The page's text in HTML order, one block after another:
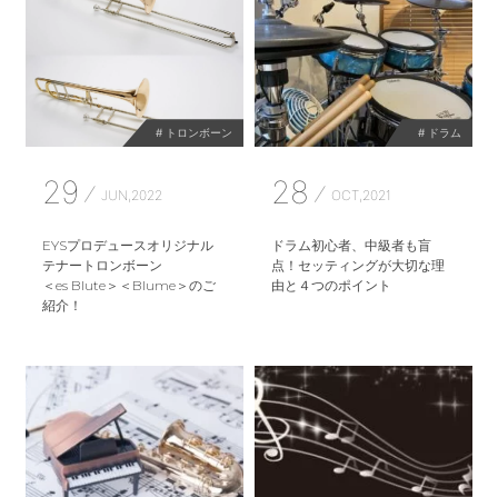
# トロンボーン
29 JUN,2022
EYSプロデュースオリジナル
テナートロンボーン
＜es Blute＞＜Blume＞のご
紹介！
# ドラム
28 OCT,2021
ドラム初心者、中級者も盲
点！セッティングが大切な理
由と４つのポイント